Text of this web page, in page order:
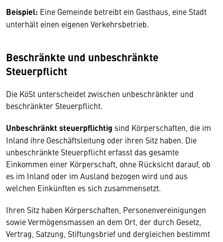
Beispiel: Eine Gemeinde betreibt ein Gasthaus, eine Stadt
unterhält einen eigenen Verkehrsbetrieb.
Beschränkte und unbeschränkte
Steuerpflicht
Die KöSt unterscheidet zwischen unbeschränkter und
beschränkter Steuerpflicht.
Unbeschränkt steuerpflichtig sind Körperschaften, die im
Inland ihre Geschäftsleitung oder ihren Sitz haben. Die
unbeschränkte Steuerpflicht erfasst das gesamte
Einkommen einer Körperschaft, ohne Rücksicht darauf, ob
es im Inland oder im Ausland bezogen wird und aus
welchen Einkünften es sich zusammensetzt.
Ihren Sitz haben Körperschaften, Personenvereinigungen
sowie Vermögensmassen an dem Ort, der durch Gesetz,
Vertrag, Satzung, Stiftungsbrief und dergleichen bestimmt